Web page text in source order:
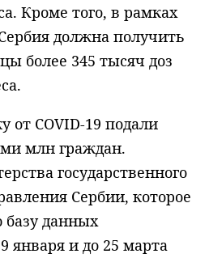
Кроме того, в рамках
должна получить
более 345 тысяч доз
от COVID-19 подали
млн граждан.
государственного
Сербии, которое
базу данных
января и до 25 марта